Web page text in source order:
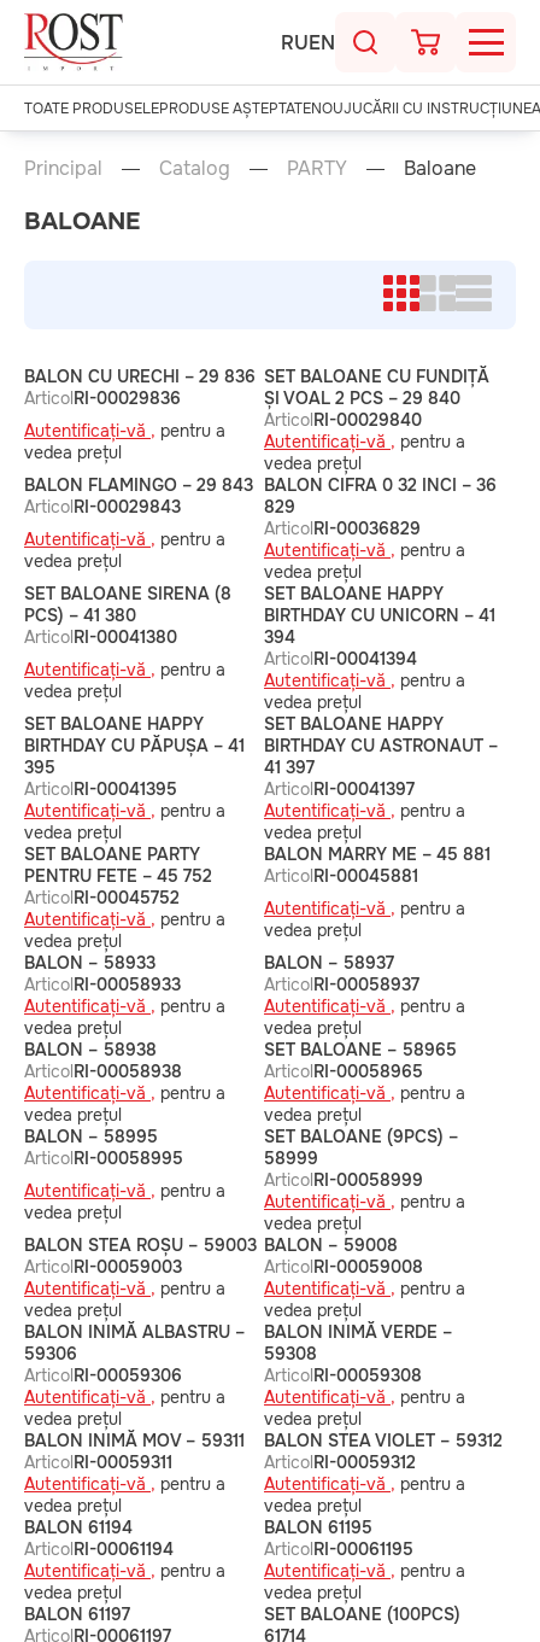
RUEN
TOATE PRODUSELEPRODUSE AȘTEPTATENOUJUCĂRII CU
Principal Catalog PARTY Baloane
BALOANE
BALON CU URECHI – 29 836
ArticolRI-00029836
Autentificați-vă , pentru a
vedea prețul
SET BALOANE CU FUNDIȚĂ
ȘI VOAL 2 PCS – 29 840
ArticolRI-00029840
Autentificați-vă , pentru a
vedea prețul
BALON FLAMINGO – 29 843
ArticolRI-00029843
Autentificați-vă , pentru a
vedea prețul
BALON CIFRA 0 32 INCI – 36
829
ArticolRI-00036829
Autentificați-vă , pentru a
vedea prețul
SET BALOANE SIRENA (8
PCS) – 41 380
ArticolRI-00041380
Autentificați-vă , pentru a
vedea prețul
SET BALOANE HAPPY
BIRTHDAY CU UNICORN – 41
394
ArticolRI-00041394
Autentificați-vă , pentru a
vedea prețul
SET BALOANE HAPPY
BIRTHDAY CU PĂPUȘA – 41
395
ArticolRI-00041395
Autentificați-vă , pentru a
vedea prețul
SET BALOANE HAPPY
BIRTHDAY CU ASTRONAUT –
41 397
ArticolRI-00041397
Autentificați-vă , pentru a
vedea prețul
SET BALOANE PARTY
PENTRU FETE – 45 752
ArticolRI-00045752
Autentificați-vă , pentru a
vedea prețul
BALON MARRY ME – 45 881
ArticolRI-00045881
Autentificați-vă , pentru a
vedea prețul
BALON – 58933
ArticolRI-00058933
Autentificați-vă , pentru a
vedea prețul
BALON – 58937
ArticolRI-00058937
Autentificați-vă , pentru a
vedea prețul
BALON – 58938
ArticolRI-00058938
Autentificați-vă , pentru a
vedea prețul
SET BALOANE – 58965
ArticolRI-00058965
Autentificați-vă , pentru a
vedea prețul
BALON – 58995
ArticolRI-00058995
Autentificați-vă , pentru a
vedea prețul
SET BALOANE (9PCS) –
58999
ArticolRI-00058999
Autentificați-vă , pentru a
vedea prețul
BALON STEA ROȘU – 59003
ArticolRI-00059003
Autentificați-vă , pentru a
vedea prețul
BALON – 59008
ArticolRI-00059008
Autentificați-vă , pentru a
vedea prețul
BALON INIMĂ ALBASTRU –
59306
ArticolRI-00059306
Autentificați-vă , pentru a
vedea prețul
BALON INIMĂ VERDE –
59308
ArticolRI-00059308
Autentificați-vă , pentru a
vedea prețul
BALON INIMĂ MOV – 59311
ArticolRI-00059311
Autentificați-vă , pentru a
vedea prețul
BALON STEA VIOLET – 59312
ArticolRI-00059312
Autentificați-vă , pentru a
vedea prețul
BALON 61194
ArticolRI-00061194
Autentificați-vă , pentru a
vedea prețul
BALON 61195
ArticolRI-00061195
Autentificați-vă , pentru a
vedea prețul
BALON 61197
ArticolRI-00061197
SET BALOANE (100PCS)
61714